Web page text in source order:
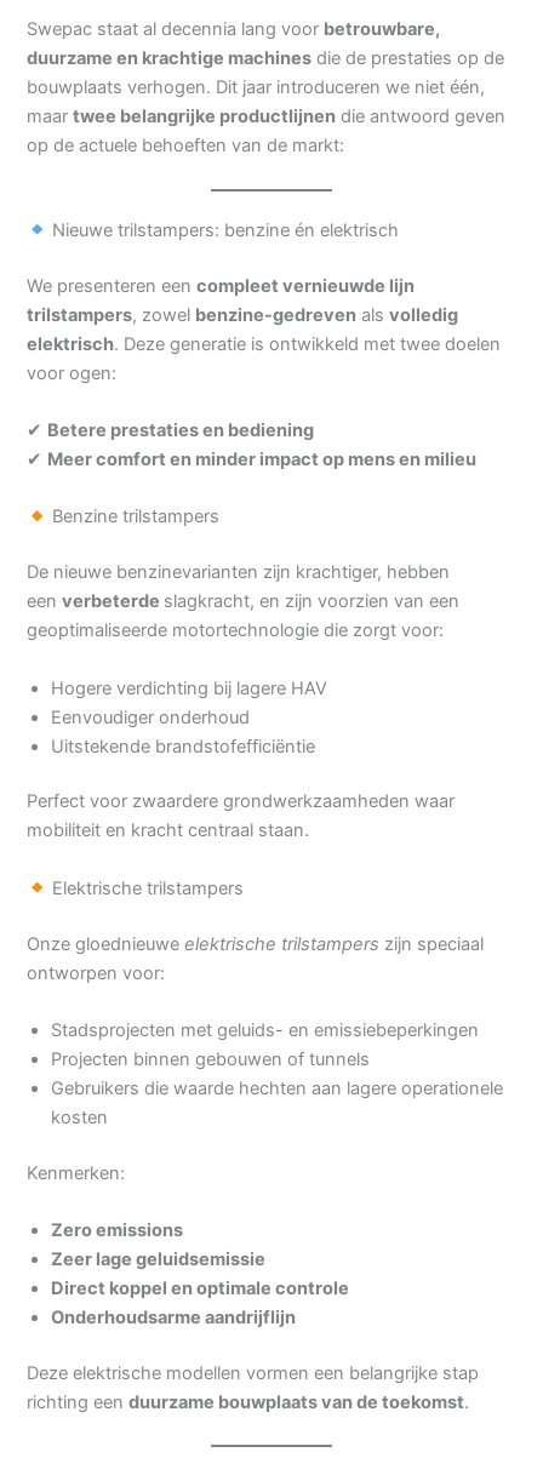
Swepac staat al decennia lang voor betrouwbare,
duurzame en krachtige machines die de prestaties op de
bouwplaats verhogen. Dit jaar introduceren we niet één,
maartwee belangrijke productlijnen die antwoord geven
op de actuele behoeften van de markt:
Nieuwe trilstampers: benzine én elektrisch
We presenteren eencompleet vernieuwde lijn
trilstampers, zowel benzine-gedreven alsvolledig
elektrisch. Deze generatie is ontwikkeld met twee doelen
voor ogen:
✔ Betere prestaties en bediening
✔ Meer comfort en minder impact op mens en milieu
Benzine trilstampers
De nieuwe benzinevarianten zijn krachtiger, hebben
eenverbeterde slagkracht, en zijn voorzien van een
geoptimaliseerde motortechnologie die zorgt voor:
Hogere verdichting bij lagere HAV
Eenvoudiger onderhoud
Uitstekende brandstofefficiëntie
Perfect voor zwaardere grondwerkzaamheden waar
mobiliteit en kracht centraal staan.
Elektrische trilstampers
Onze gloednieuweelektrische trilstampers zijn speciaal
ontworpen voor:
Stadsprojecten met geluids- en emissiebeperkingen
Projecten binnen gebouwen of tunnels
Gebruikers die waarde hechten aan lagere operationele
kosten
Kenmerken:
Zero emissions
Zeer lage geluidsemissie
Direct koppel en optimale controle
Onderhoudsarme aandrijflijn
Deze elektrische modellen vormen een belangrijke stap
richting eenduurzame bouwplaats van de toekomst.